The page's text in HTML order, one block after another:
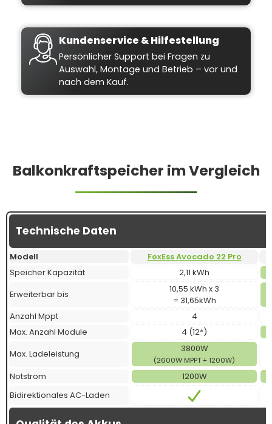
Kundenservice & Hilfestellung
Persönlicher Support bei Fragen zu
Auswahl, Montage und Betrieb – vor und
nach dem Kauf.
Balkonkraftspeicher im Vergleich
Technische Daten
Modell FoxEss Avocado 22 Pro
Speicher Kapazität
2,11 kWh
Erweiterbar bis
10,55 kWh x 3
= 31,65kWh
Anzahl Mppt
4
Max. Anzahl Module
4 (12*)
Max. Ladeleistung
3800W
(2600W MPPT + 1200W)
Notstrom
1200W
Bidirektionales AC-Laden